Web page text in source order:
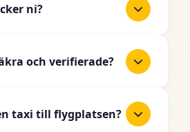
ni?
Göteborg, Malmö, Uppsala,
till fler områden.
och verifierade?
som har genomgått
och verifiering.
taxi till flygplatsen?